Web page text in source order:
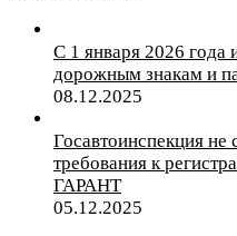
С 1 января 2026 года
дорожным знакам и
08.12.2025
Госавтоинспекция не
требования к
ГАРАНТ
05.12.2025